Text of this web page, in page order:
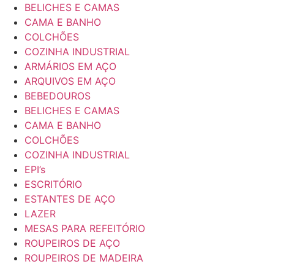
BELICHES E CAMAS
CAMA E BANHO
COLCHÕES
COZINHA INDUSTRIAL
ARMÁRIOS EM AÇO
ARQUIVOS EM AÇO
BEBEDOUROS
BELICHES E CAMAS
CAMA E BANHO
COLCHÕES
COZINHA INDUSTRIAL
EPI’s
ESCRITÓRIO
ESTANTES DE AÇO
LAZER
MESAS PARA REFEITÓRIO
ROUPEIROS DE AÇO
ROUPEIROS DE MADEIRA